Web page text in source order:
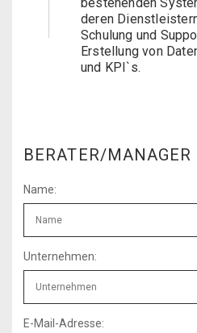
deren
Schulung und
Erstellung von
und KPI`s.
BERATER/MANAGER
Name:
Unternehmen:
E-Mail-Adresse: